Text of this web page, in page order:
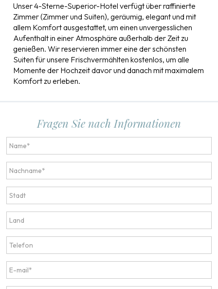
Unser 4-Sterne-Superior-Hotel verfügt über raffinierte
Zimmer (Zimmer und Suiten), geräumig, elegant und mit
allem Komfort ausgestattet, um einen unvergesslichen
Aufenthalt in einer Atmosphäre außerhalb der Zeit zu
genießen. Wir reservieren immer eine der schönsten
Suiten für unsere Frischvermählten kostenlos, um alle
Momente der Hochzeit davor und danach mit maximalem
Komfort zu erleben.
Fragen Sie nach Informationen